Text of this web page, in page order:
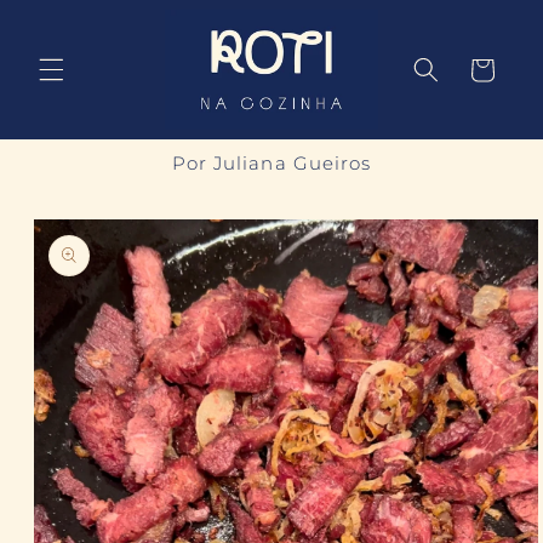
Carrinho
Por Juliana Gueiros
informações
do produto